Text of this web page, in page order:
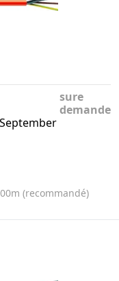
sure
demande
(recommandé)